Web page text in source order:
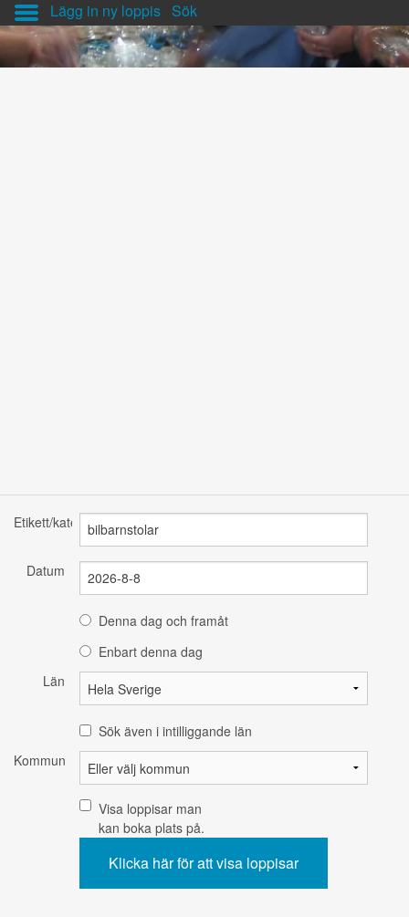
Lägg in ny loppis Sök
Etikett/kategori
Datum
Denna dag och framåt
Enbart denna dag
Län
Sök även i intilliggande län
Kommun
Visa loppisar man
kan boka plats på.